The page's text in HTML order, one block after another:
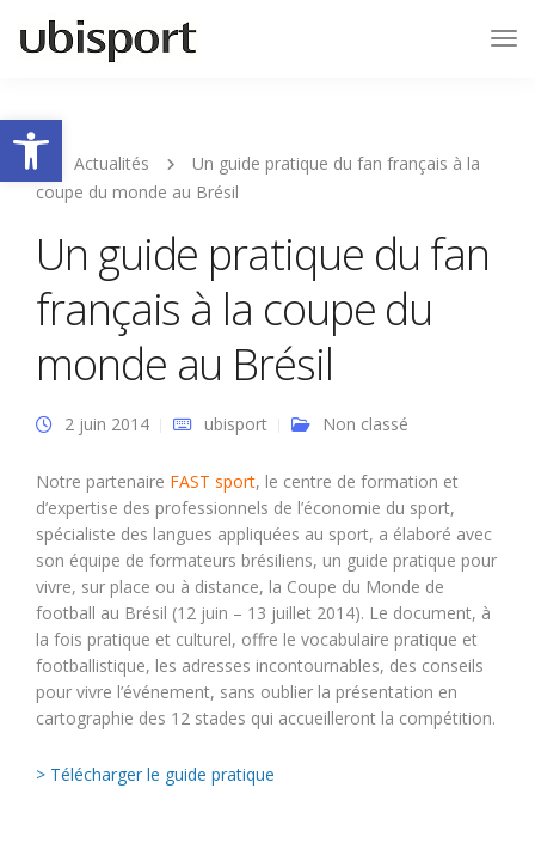
Ouvrir la barre d’outils
Actualités
Un guide pratique du fan français à la
coupe du monde au Brésil
Un guide pratique du fan
français à la coupe du
monde au Brésil
2 juin 2014 ubisport Non classé
Notre partenaire FAST sport, le centre de formation et
d’expertise des professionnels de l’économie du sport,
spécialiste des langues appliquées au sport, a élaboré avec
son équipe de formateurs brésiliens, un guide pratique pour
vivre, sur place ou à distance, la Coupe du Monde de
football au Brésil (12 juin – 13 juillet 2014). Le document, à
la fois pratique et culturel, offre le vocabulaire pratique et
footballistique, les adresses incontournables, des conseils
pour vivre l’événement, sans oublier la présentation en
cartographie des 12 stades qui accueilleront la compétition.
> Télécharger le guide pratique